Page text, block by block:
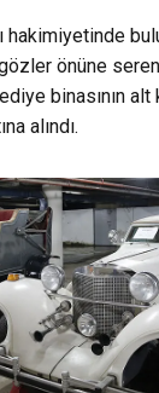
hakimiyetinde
önüne seren
binasının alt
alındı.